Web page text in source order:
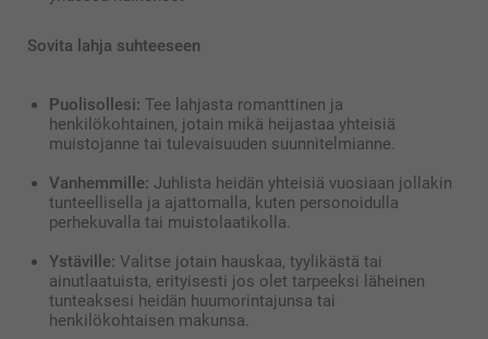
Sovita lahja suhteeseen
Puolisollesi: Tee lahjasta romanttinen ja
henkilökohtainen, jotain mikä heijastaa yhteisiä
muistojanne tai tulevaisuuden suunnitelmianne.
Vanhemmille: Juhlista heidän yhteisiä vuosiaan jollakin
tunteellisella ja ajattomalla, kuten personoidulla
perhekuvalla tai muistolaatikolla.
Ystäville: Valitse jotain hauskaa, tyylikästä tai
ainutlaatuista, erityisesti jos olet tarpeeksi läheinen
tunteaksesi heidän huumorintajunsa tai
henkilökohtaisen makunsa.